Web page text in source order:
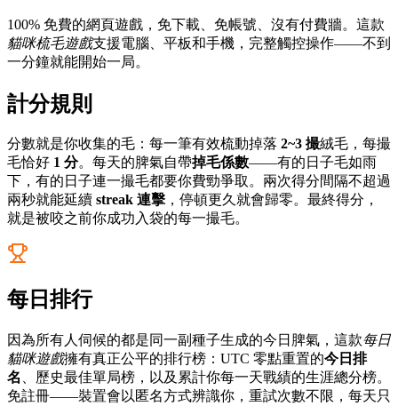
100% 免費的網頁遊戲，免下載、免帳號、沒有付費牆。這款
貓咪梳毛遊戲支援電腦、平板和手機，完整觸控操作——不到
一分鐘就能開始一局。
計分規則
分數就是你收集的毛：每一筆有效梳動掉落 2~3 撮絨毛，每撮
毛恰好 1 分。每天的脾氣自帶掉毛係數——有的日子毛如雨
下，有的日子連一撮毛都要你費勁爭取。兩次得分間隔不超過
兩秒就能延續 streak 連擊 ，停頓更久就會歸零。最終得分，
就是被咬之前你成功入袋的每一撮毛。
每日排行
因為所有人伺候的都是同一副種子生成的今日脾氣，這款每日
貓咪遊戲擁有真正公平的排行榜：UTC 零點重置的今日排
名
、歷史最佳單局榜，以及累計你每一天戰績的生涯總分榜。
免註冊——裝置會以匿名方式辨識你，重試次數不限，每天只